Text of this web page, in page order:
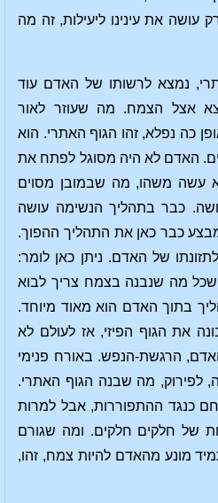
עושה את עינינו ליעילות, זה מה
נמצא לרשותו של האדם עוד
אצל הצמח. מה שעוזר לאור
כה נפלא, זהו הגוף האתרי. הוא
האדם לא היה מסוגל לפתח את
עשה משהו, מה שבמובן מסוים
כבר בתהליך הנשימה עושה
כבר כאן את התהליך ההפוך.
של האדם. ניתן כאן לומר:
מה שנבנה בצמח צריך לבוא
בתוך האדם הוא מאוד מיוחד.
את הגוף הפיזי, אז לעולם לא
הרגשת-הנפש. באורח פנימי
לפירוק, מה שבנה הגוף האתרי.
כנגד ההתפוררות, אבל למרות
של חלקים חלקים. ומה שגורם
מונע מהאדם להיות צמח, זהו,